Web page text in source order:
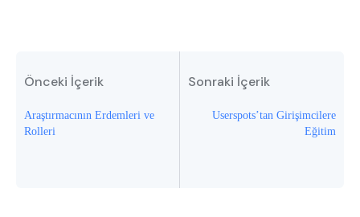
Önceki İçerik
Araştırmacının Erdemleri ve
Rolleri
Sonraki İçerik
Userspots’tan Girişimcilere
Eğitim